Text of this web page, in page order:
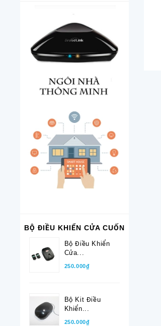
BỘ ĐIỀU KHIỂN CỬA CUỐN
Bộ Điều Khiển
Cửa...
250.000₫
Bộ Kit Điều
Khiển...
250.000₫